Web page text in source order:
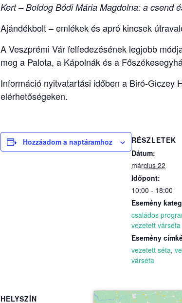
Kert – Boldog Bódi Mária Magdolna: a csend
Ajándékbolt – emlékek és apró kincsek
A Veszprémi Vár felfedezésének legjobb
meg a Palota, a Kápolnák és a
Információ nyitvatartási időben a Biró-Giczey
elérhetőségeken.
Hozzáadom a naptáramhoz
RÉSZLETEK
Dátum:
március 22
Időpont:
10:00 - 18:00
Esemény
családos
vezetett várséta
Esemény
vezetett séta,
várséta
HELYSZÍN